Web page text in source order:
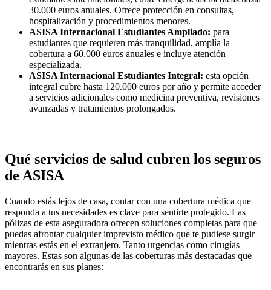
30.000 euros anuales. Ofrece protección en consultas,
hospitalización y procedimientos menores.
ASISA Internacional Estudiantes Ampliado: para
estudiantes que requieren más tranquilidad, amplía la
cobertura a 60.000 euros anuales e incluye atención
especializada.
ASISA Internacional Estudiantes Integral: esta opción
integral cubre hasta 120.000 euros por año y permite acceder
a servicios adicionales como medicina preventiva, revisiones
avanzadas y tratamientos prolongados.
Qué servicios de salud cubren los seguros
de ASISA
Cuando estás lejos de casa, contar con una cobertura médica que
responda a tus necesidades es clave para sentirte protegido. Las
pólizas de esta aseguradora ofrecen soluciones completas para que
puedas afrontar cualquier imprevisto médico que te pudiese surgir
mientras estás en el extranjero. Tanto urgencias como cirugías
mayores. Estas son algunas de las coberturas más destacadas que
encontrarás en sus planes: